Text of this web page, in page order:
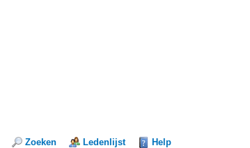
Zoeken Ledenlijst Help